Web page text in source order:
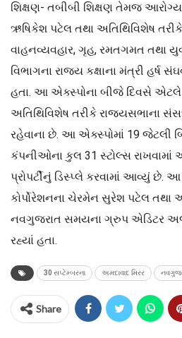
શિક્ષણ- તબીબી શિક્ષણ તેમજ
ઋષિકેશ પટેલ તથા અતિથિવિશેષ
વાહનવ્યવહાર, ગૃહ, રમતગમત તથા
વિભાગના રાજ્ય કક્ષાના મંત્રી હર્ષ
હતા. આ એક્સ્પોના બીજે દિવસે
અતિથિવિશેષ તરીકે રાજ્યસભાના
રહેવાના છે. આ એક્સ્પોમાં 19 જેટલી
કંપનીઓના કુલ 31 સ્ટોલ્સ રાખવામાં
પ્રોપર્ટીનું ડિસ્પ્લે કરવામાં આવ્યું છે.
કોર્પોરેશનના ચેરમેન સુરેશ પટેલ તથા
નવગુજરાત સમયના ગ્રુપ એડિટર
રહ્યાં હતા.
30 સપ્ટેમ્બરના અમદાવાદ મિરર
Share